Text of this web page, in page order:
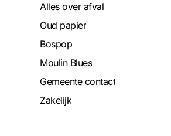
Alles over afval
Oud papier
Bospop
Moulin Blues
Gemeente contact
Zakelijk